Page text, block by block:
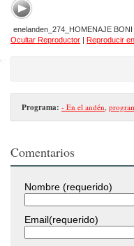
enelanden_274_HOMENAJE
Ocultar Reproductor | Reproducir
Programa: - En el andén
Comentarios
Nombre (requerido)
Email(requerido)